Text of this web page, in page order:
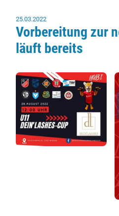
25.03.2022
Vorbereitung zur
läuft bereits